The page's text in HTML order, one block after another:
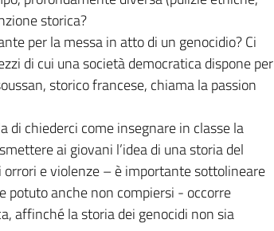
storica?
per la messa in atto di un genocidio? Ci
di cui una società democratica dispone per
storico francese, chiama la passion
di chiederci come insegnare in classe la
ai giovani l’idea di una storia del
e violenze – è importante sottolineare
potuto anche non compiersi - occorre
affinché la storia dei genocidi non sia